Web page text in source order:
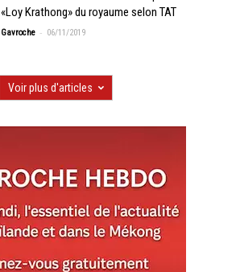
«Loy Krathong» du royaume selon TAT
Gavroche - 06/11/2019
Voir plus d'articles